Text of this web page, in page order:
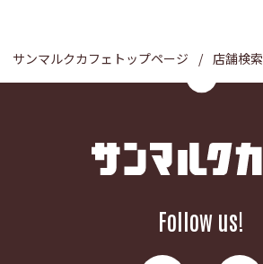
サンマルクカフェトップページ 店舗検索
Follow us!